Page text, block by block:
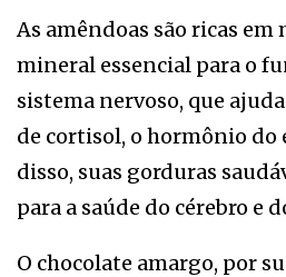
As amêndoas são ricas em
mineral essencial para o
sistema nervoso, que
de cortisol, o hormônio do
disso, suas gorduras
para a saúde do cérebro e
O chocolate amargo, por